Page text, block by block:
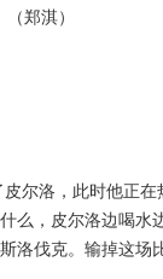
郑淇）
洛，此时他正在
么，皮尔洛边喝水
洛伐克。输掉这场